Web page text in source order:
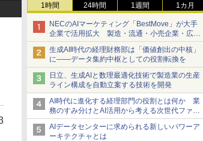
1時間 24時間 1週間 1カ月
NECのAIマーケティング「BestMove」が大手
企業で活用拡大 製造・流通・小売企業・広告
代理店などが実装フェーズへ
生成AI時代の経理財務部は「価値創出の中核」
に――データ集約中枢としての役割転換を
日立、生成AIと数理最適化技術で製造業の生産
ライン構成を自動立案する技術を開発
AI時代に進化する経理部門の役割とは何か 業
務のすみ分けとAI活用から考える次世代ファイ
ナンス戦略
AIデータセンターに求められる新しいパワーア
ーキテクチャとは